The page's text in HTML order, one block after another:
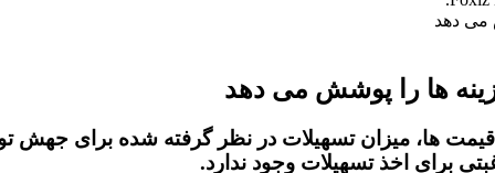
ها، میزان تسهیلات در نظر گرفته شده برای جهش